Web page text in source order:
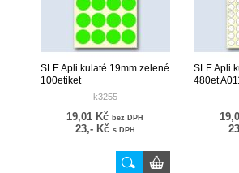
SLE Apli kulaté 19mm zelené
100etiket
k3255
19,01 Kč bez DPH
23,- Kč s DPH
SLE Apli
480et